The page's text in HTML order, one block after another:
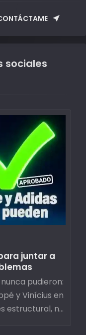
sociales
juntar a
pudieron:
y Vinícius en
estructural, no